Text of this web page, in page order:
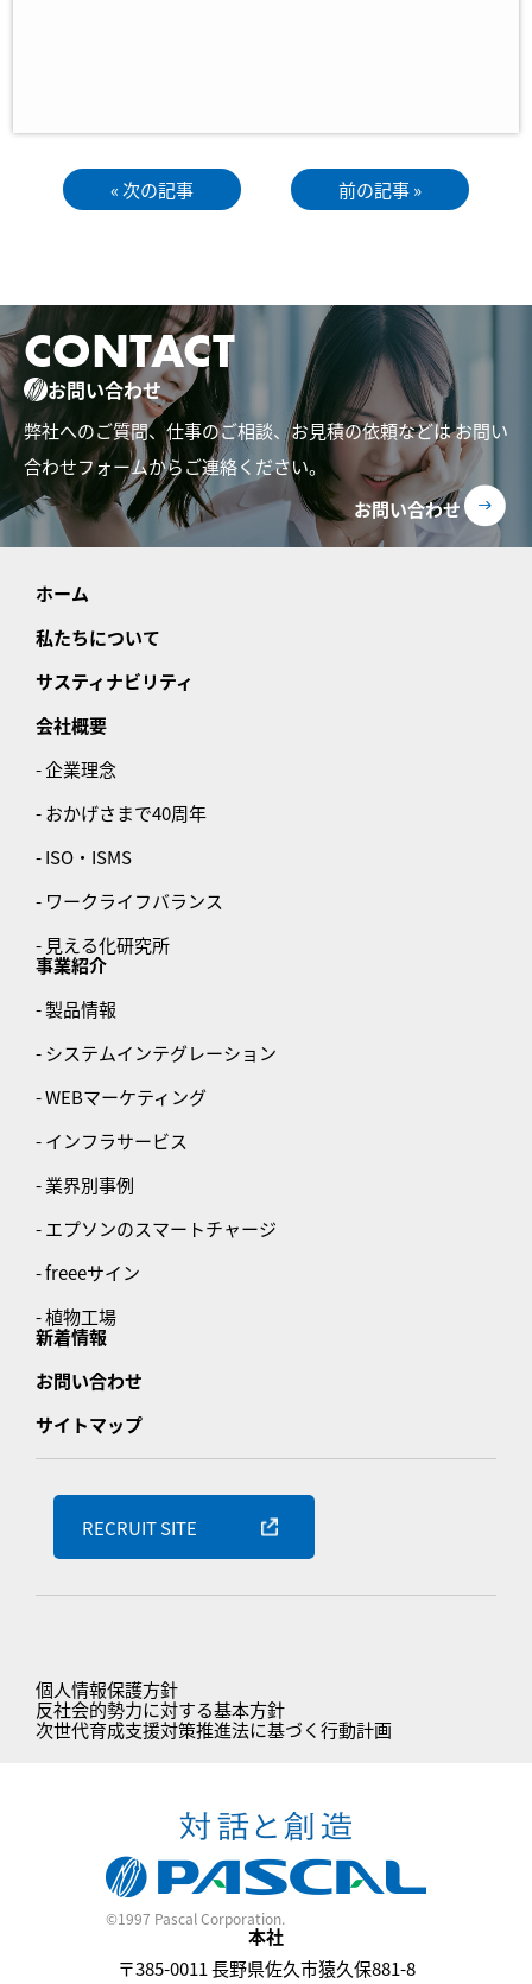
« 次の記事 前の記事 »
CONTACT
お問い合わせ
弊社へのご質問、仕事のご相談、お見積の依頼などはお問い
合わせフォームからご連絡ください。
お問い合わせ
ホーム
私たちについて
サスティナビリティ
会社概要
- 企業理念
- おかげさまで40周年
- ISO・ISMS
- ワークライフバランス
- 見える化研究所
事業紹介
- 製品情報
- システムインテグレーション
- WEBマーケティング
- インフラサービス
- 業界別事例
- エプソンのスマートチャージ
- freeeサイン
- 植物工場
新着情報
お問い合わせ
サイトマップ
RECRUIT SITE
個人情報保護方針
反社会的勢力に対する基本方針
次世代育成支援対策推進法に基づく行動計画
©1997 Pascal Corporation.
本社
〒385-0011 長野県佐久市猿久保881-8